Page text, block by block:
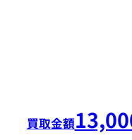
買取金額